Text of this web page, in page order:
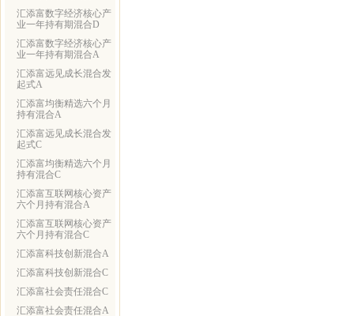
汇添富数字经济核心产
业一年持有期混合D
汇添富数字经济核心产
业一年持有期混合A
汇添富远见成长混合发
起式A
汇添富均衡精选六个月
持有混合A
汇添富远见成长混合发
起式C
汇添富均衡精选六个月
持有混合C
汇添富互联网核心资产
六个月持有混合A
汇添富互联网核心资产
六个月持有混合C
汇添富科技创新混合A
汇添富科技创新混合C
汇添富社会责任混合C
汇添富社会责任混合A